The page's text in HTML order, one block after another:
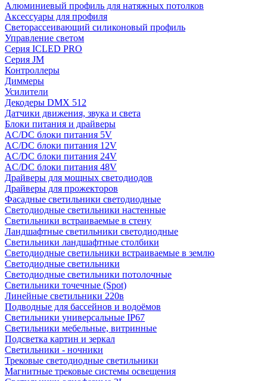
Алюминиевый профиль для натяжных потолков
Аксессуары для профиля
Светорассеивающий силиконовый профиль
Управление светом
Серия ICLED PRO
Серия JM
Контроллеры
Диммеры
Усилители
Декодеры DMX 512
Датчики движения, звука и света
Блоки питания и драйверы
AC/DC блоки питания 5V
AC/DC блоки питания 12V
AC/DC блоки питания 24V
AC/DC блоки питания 48V
Драйверы для мощных светодиодов
Драйверы для прожекторов
Фасадные светильники светодиодные
Светодиодные светильники настенные
Светильники встраиваемые в стену
Ландшафтные светильники светодиодные
Светильники ландшафтные столбики
Светодиодные светильники встраиваемые в землю
Светодиодные светильники
Светодиодные светильники потолочные
Светильники точечные (Spot)
Линейные светильники 220в
Подводные для бассейнов и водоёмов
Светильники универсальные IP67
Светильники мебельные, витринные
Подсветка картин и зеркал
Светильники - ночники
Трековые светодиодные светильники
Магнитные трековые системы освещения